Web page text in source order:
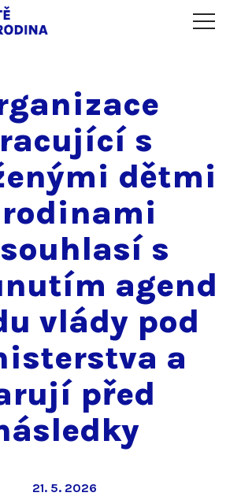
Menu
s
dětmi
s
agend
vlády pod
a
před
21. 5. 2026